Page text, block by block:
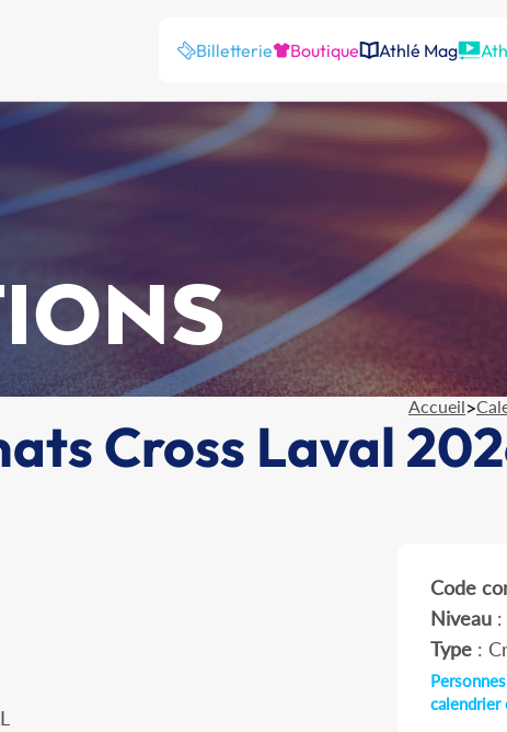
Billetterie Boutique Athlé Mag
Accueil>
Cross Laval
Code
Niveau:
Type:
calendrier